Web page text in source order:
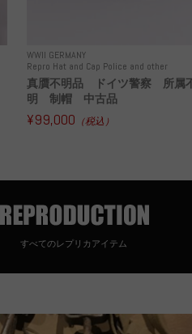
WWII GERMANY
Repro Hat and Cap Police and other
真贋不明品 ドイツ警察 所属
明 制帽 中古品
¥99,000 （税込）
すべてのレプリカアイテム